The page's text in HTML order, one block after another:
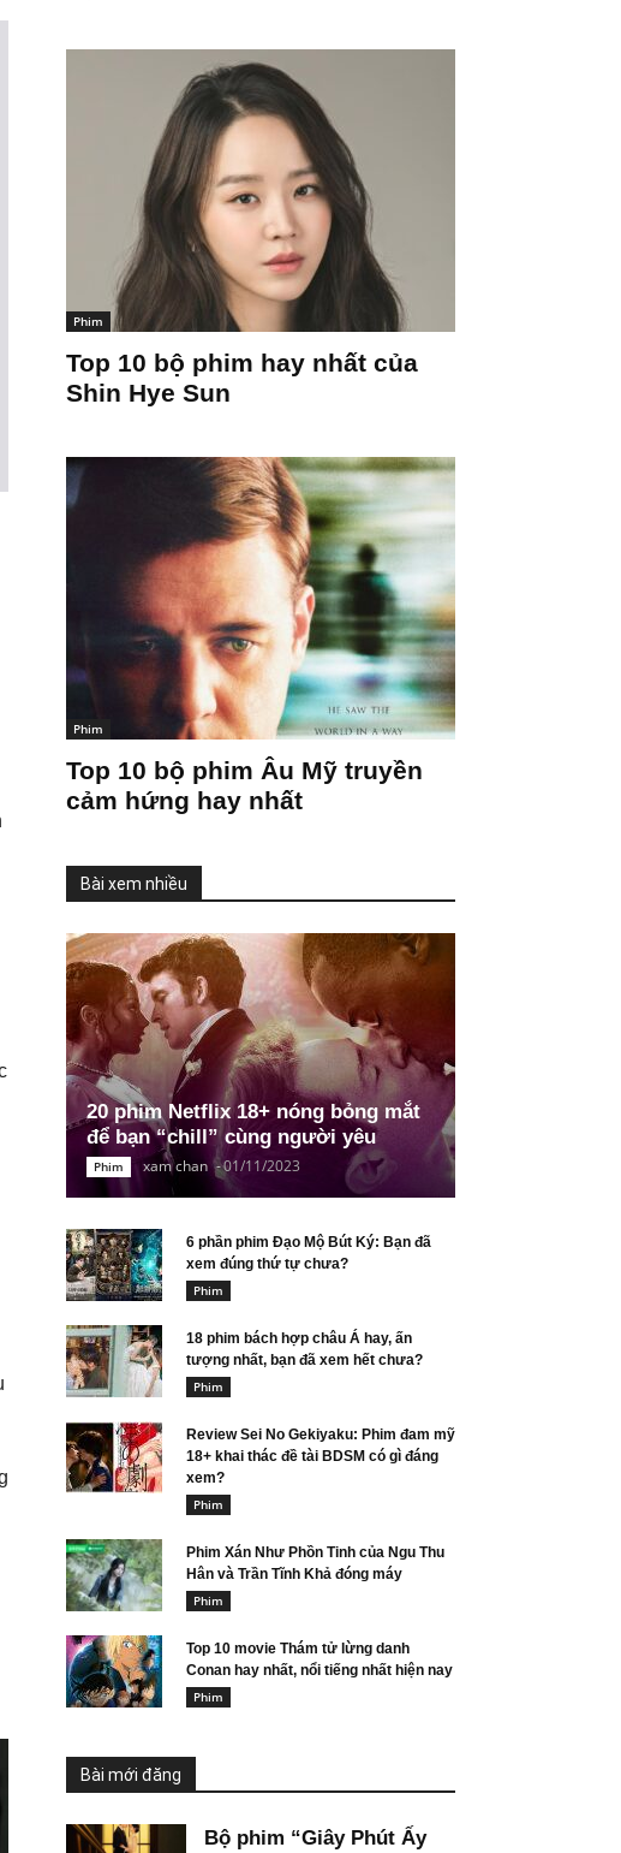
Phim
Top 10 bộ phim hay nhất của
Shin Hye Sun
Phim
Top 10 bộ phim Âu Mỹ truyền
cảm hứng hay nhất
Bài xem nhiều
20 phim Netflix 18+ nóng bỏng mắt
để bạn “chill” cùng người yêu
Phim xam chan -01/11/2023
6 phần phim Đạo Mộ Bút Ký: Bạn đã
xem đúng thứ tự chưa?
Phim
18 phim bách hợp châu Á hay, ấn
tượng nhất, bạn đã xem hết chưa?
Phim
Review Sei No Gekiyaku: Phim đam mỹ
18+ khai thác đề tài BDSM có gì đáng
xem?
Phim
Phim Xán Như Phồn Tinh của Ngu Thu
Hân và Trần Tĩnh Khả đóng máy
Phim
Top 10 movie Thám tử lừng danh
Conan hay nhất, nổi tiếng nhất hiện nay
Phim
Bài mới đăng
Bộ phim “Giây Phút Ấy